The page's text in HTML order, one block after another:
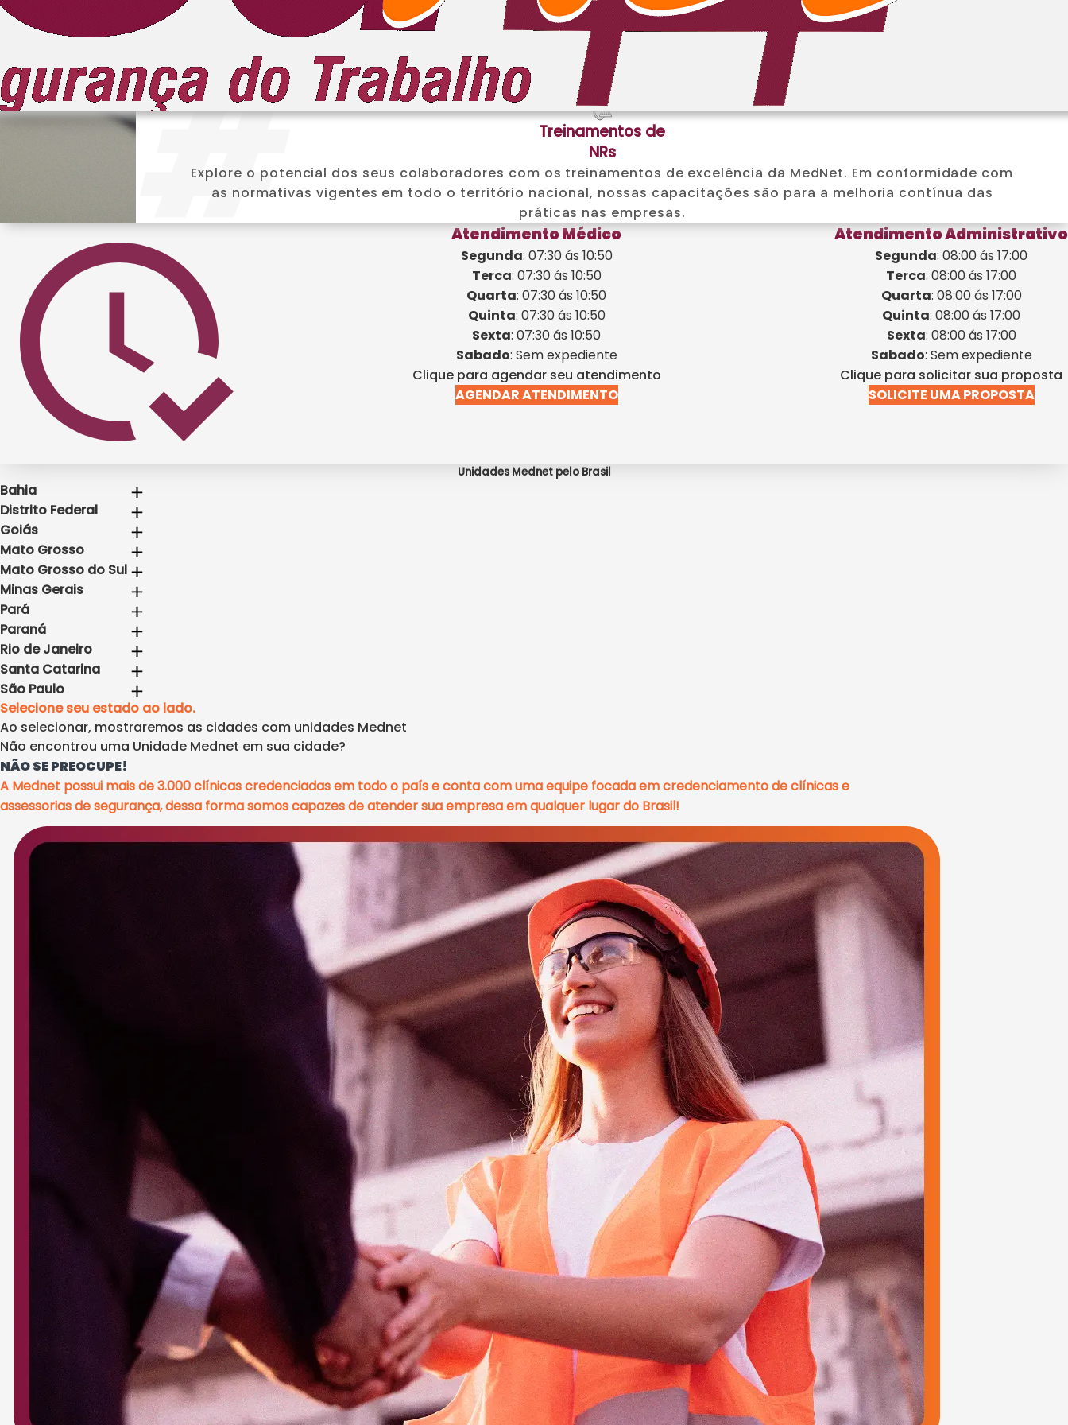
LOTE 08
CENTRAL,
Telefone
(62) 3626-3603
Mensageria
eSocial
Maximize a eficiência da sua equipe com nossa mensageria para envio de informações ao eSocial. A automação não
só traz praticidade, mas também assegura maior organização, otimizando o tempo do seu time.
Treinamentos de
NRs
Explore o potencial dos seus colaboradores com os treinamentos de excelência da MedNet. Em conformidade com
as normativas vigentes em todo o território nacional, nossas capacitações são para a melhoria contínua das
práticas nas empresas.
Atendimento Médico
Segunda: 07:30 ás 10:50
Terca: 07:30 ás 10:50
Quarta: 07:30 ás 10:50
Quinta: 07:30 ás 10:50
Sexta: 07:30 ás 10:50
Sabado: Sem expediente
Clique para agendar seu atendimento
AGENDAR ATENDIMENTO
Atendimento Administrativo
Segunda: 08:00 ás 17:00
Terca: 08:00 ás 17:00
Quarta: 08:00 ás 17:00
Quinta: 08:00 ás 17:00
Sexta: 08:00 ás 17:00
Sabado: Sem expediente
Clique para solicitar sua proposta
SOLICITE UMA PROPOSTA
Unidades Mednet pelo Brasil
Bahia
Distrito Federal
Goiás
Mato Grosso
Mato Grosso do Sul
Minas Gerais
Pará
Paraná
Rio de Janeiro
Santa Catarina
São Paulo
Selecione seu estado ao lado.
Ao selecionar, mostraremos as cidades com unidades Mednet
Não encontrou uma Unidade Mednet em sua cidade?
NÃO SE PREOCUPE!
A Mednet possui mais de 3.000 clínicas credenciadas em todo o país e conta com uma equipe focada em credenciamento de clínicas e
assessorias de segurança, dessa forma somos capazes de atender sua empresa em qualquer lugar do Brasil!